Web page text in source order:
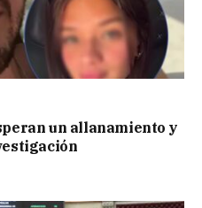
un allanamiento y